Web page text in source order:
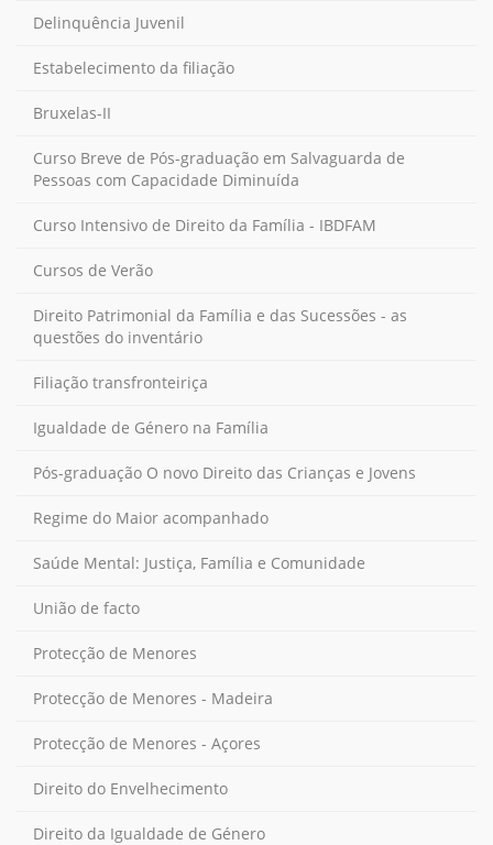
Delinquência Juvenil
Estabelecimento da filiação
Bruxelas-II
Curso Breve de Pós-graduação em Salvaguarda de
Pessoas com Capacidade Diminuída
Curso Intensivo de Direito da Família - IBDFAM
Cursos de Verão
Direito Patrimonial da Família e das Sucessões - as
questões do inventário
Filiação transfronteiriça
Igualdade de Género na Família
Pós-graduação O novo Direito das Crianças e Jovens
Regime do Maior acompanhado
Saúde Mental: Justiça, Família e Comunidade
União de facto
Protecção de Menores
Protecção de Menores - Madeira
Protecção de Menores - Açores
Direito do Envelhecimento
Direito da Igualdade de Género